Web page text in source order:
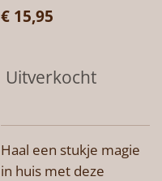
€ 15,95
Uitverkocht
Haal een stukje magie
in huis met deze